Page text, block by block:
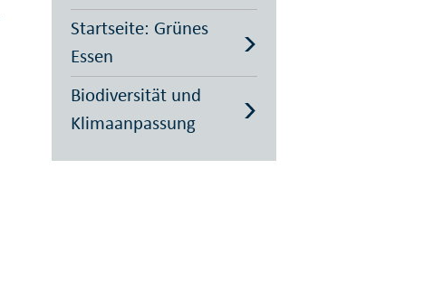
Startseite: Grünes
Essen
Biodiversität und
Klimaanpassung